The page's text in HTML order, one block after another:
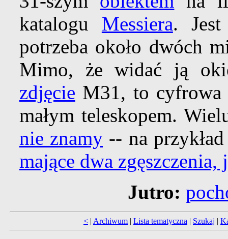
katalogu Messiera.
potrzeba około dwóch
Mimo, że widać ją
zdjęcie M31, to cyfrowa
małym teleskopem.
nie znamy -- na
mające dwa zgęszczenia,
Jutro:
< | Archiwum | Lista tematyczna | Szukaj |